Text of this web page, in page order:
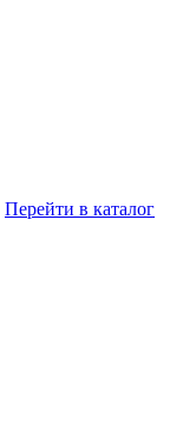
Перейти в каталог